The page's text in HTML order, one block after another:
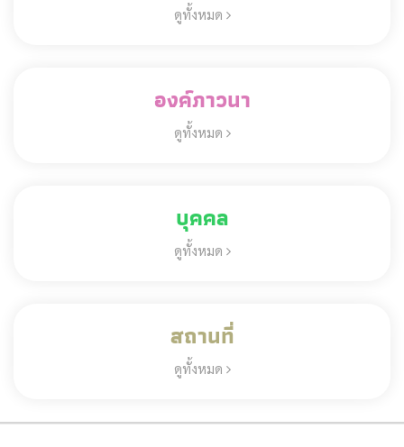
ดูทั้งหมด
องค์ภาวนา
ดูทั้งหมด
บุคคล
ดูทั้งหมด
สถานที่
ดูทั้งหมด